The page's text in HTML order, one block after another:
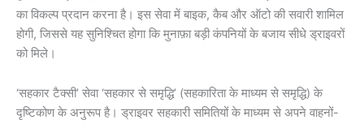
का विकल्प प्रदान करना है। इस सेवा में बाइक, कैब और ऑटो की सवारी शामिल
होगी, जिससे यह सुनिश्चित होगा कि मुनाफ़ा बड़ी कंपनियों के बजाय सीधे ड्राइवरों
को मिले।
‘सहकार टैक्सी’ सेवा ‘सहकार से समृद्धि’ (सहकारिता के माध्यम से समृद्धि) के
दृष्टिकोण के अनुरूप है। ड्राइवर सहकारी समितियों के माध्यम से अपने वाहनों-